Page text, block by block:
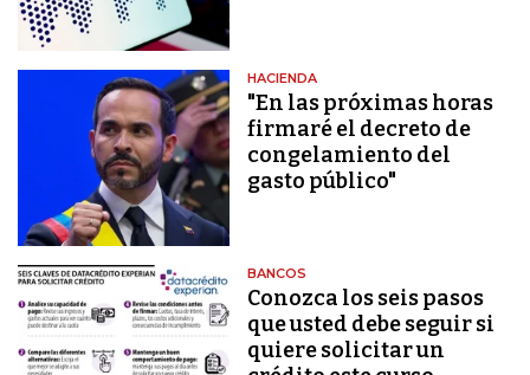
HACIENDA
"En las próximas horas
firmaré el decreto de
congelamiento del
gasto público"
BANCOS
Conozca los seis pasos
que usted debe seguir si
quiere solicitar un